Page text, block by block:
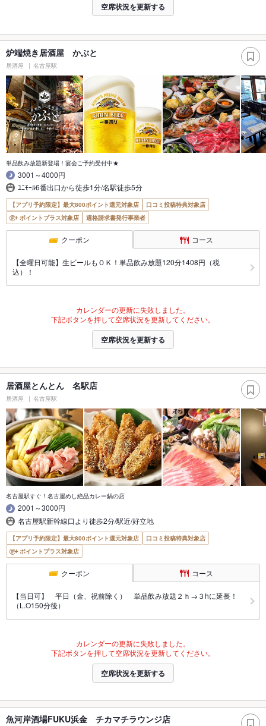
空席状況を更新する
炉端焼き居酒屋 かぶと
居酒屋 名古屋駅
単品飲み放題新登場！宴会ご予約受付中★
3001～4000円
ﾕﾆﾓｰﾙ6番出口から徒歩1分/名駅徒歩5分
【アプリ予約限定】最大800ポイント還元対象店
口コミ投稿特典対象店
ポイントプラス対象店
適格請求書発行事業者
クーポン コース
【全曜日可能】生ビールもＯＫ！単品飲み放題120分1408円（税
込）！
カレンダーの更新に失敗しました。
下記ボタンを押して空席状況を更新してください。
空席状況を更新する
居酒屋とんとん 名駅店
居酒屋 名古屋駅
名古屋駅すぐ！名古屋めし絶品カレー鍋の店
2001～3000円
名古屋駅新幹線口より徒歩2分/駅近/好立地
【アプリ予約限定】最大800ポイント還元対象店
口コミ投稿特典対象店
ポイントプラス対象店
クーポン コース
【当日可】 平日（金、祝前除く） 単品飲み放題２ｈ→３hに延長！
（L.O150分後）
カレンダーの更新に失敗しました。
下記ボタンを押して空席状況を更新してください。
空席状況を更新する
魚河岸酒場FUKU浜金 チカマチラウンジ店